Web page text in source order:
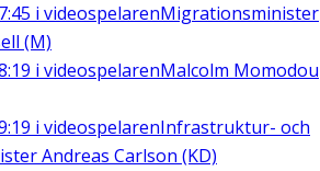
i videospelarenMigrationsminister
(M)
i videospelarenMalcolm Momodou
i videospelarenInfrastruktur- och
Andreas Carlson (KD)